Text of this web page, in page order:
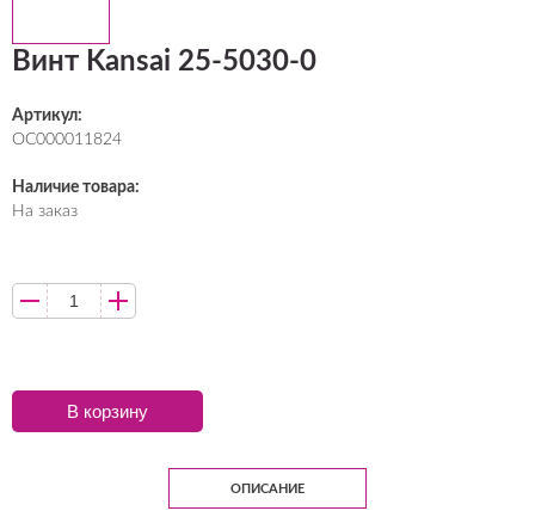
Винт Kansai 25-5030-0
Артикул:
ОС000011824
Наличие товара:
На заказ
В корзину
ОПИСАНИЕ